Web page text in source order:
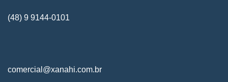
(48) 9 9144-0101
comercial@xanahi.com.br